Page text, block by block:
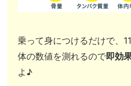
乗って身につけるだけで、
体の数値を測れるので即効
よ♪